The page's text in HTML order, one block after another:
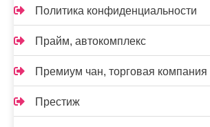
Политика конфиденциальности
Прайм, автокомплекс
Премиум чан, торговая компания
Престиж